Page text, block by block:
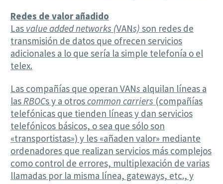
Redes de valor añadido
Las value added networks (VANs) son redes de
transmisión de datos que ofrecen servicios
adicionales a lo que sería la simple telefonía o el
telex.
Las compañías que operan VANs alquilan líneas a
las RBOCs y a otroscommon carriers (compañías
telefónicas que tienden líneas y dan servicios
telefónicos básicos, o sea que sólo son
«transportistas») y les «añaden valor» mediante
ordenadores que realizan servicios más complejos
como control de errores, multiplexación de varias
llamadas por la misma línea, gateways, etc., y